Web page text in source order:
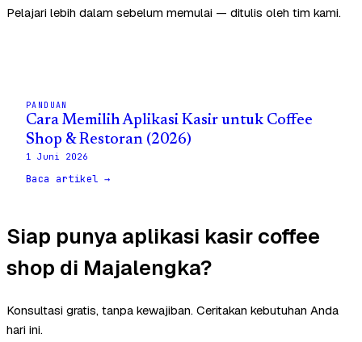
Pelajari lebih dalam sebelum memulai — ditulis oleh tim kami.
PANDUAN
Cara Memilih Aplikasi Kasir untuk Coffee
Shop & Restoran (2026)
1 Juni 2026
Baca artikel →
Siap punya aplikasi kasir coffee
shop di Majalengka?
Konsultasi gratis, tanpa kewajiban. Ceritakan kebutuhan Anda
hari ini.